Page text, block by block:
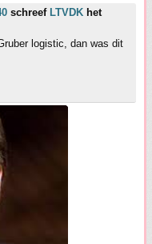
schreef LTVDK het
logistic, dan was dit